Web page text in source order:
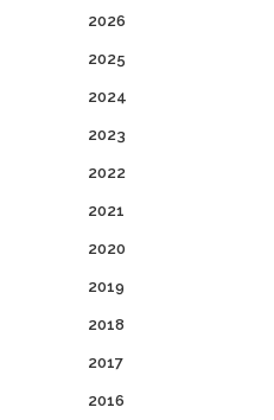
2026
2025
2024
2023
2022
2021
2020
2019
2018
2017
2016